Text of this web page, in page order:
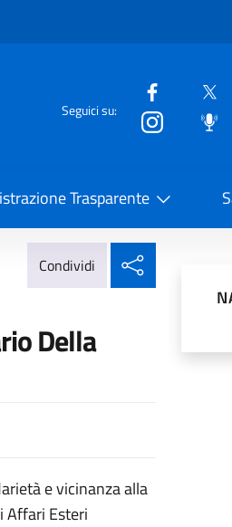
Seguici su:
Trasparente
Condividi
Della
e vicinanza alla
Affari Esteri